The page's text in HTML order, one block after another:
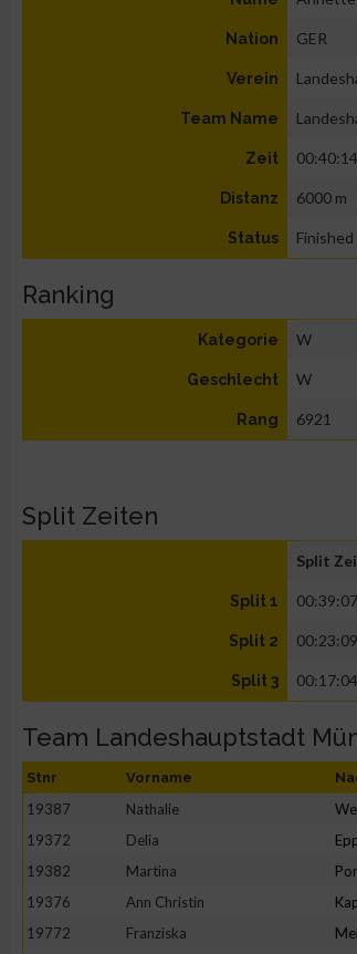
Nation GER
Verein
Team Name
Zeit
Distanz 6000 m
Status Finished
Ranking
Kategorie W
Geschlecht W
Rang 6921
Split Zeiten
Split
Split 1
Split 2
Split 3
Team Landeshauptstadt
Stnr Vorname
19387 Nathalie
19372
Delia
19382
Martina
19376
Ann Christin
19772
Franziska